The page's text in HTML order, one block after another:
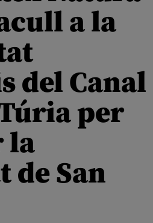
a la
del Canal
per
la
de San